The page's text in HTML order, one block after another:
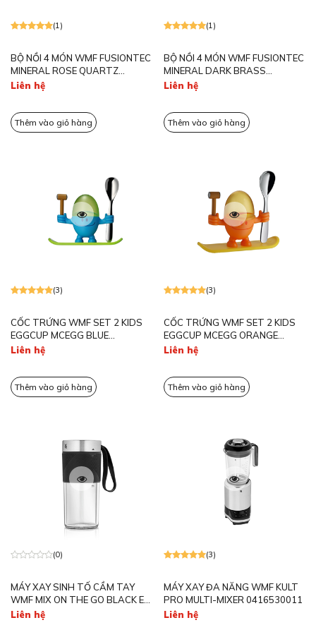
(1)
BỘ NỒI 4 MÓN WMF FUSIONTEC
MINERAL ROSE QUARTZ
0514895290
Liên hệ
Thêm vào giỏ hàng
(1)
BỘ NỒI 4 MÓN WMF FUSIONTEC
MINERAL DARK BRASS
0514875290
Liên hệ
Thêm vào giỏ hàng
(3)
CỐC TRỨNG WMF SET 2 KIDS
EGGCUP MCEGG BLUE
0616687620
Liên hệ
Thêm vào giỏ hàng
(3)
CỐC TRỨNG WMF SET 2 KIDS
EGGCUP MCEGG ORANGE
0616687450
Liên hệ
Thêm vào giỏ hàng
(0)
MÁY XAY SINH TỐ CẦM TAY
WMF MIX ON THE GO BLACK EU
VERSION 0416700011
Liên hệ
(3)
MÁY XAY ĐA NĂNG WMF KULT
PRO MULTI-MIXER 0416530011
Liên hệ